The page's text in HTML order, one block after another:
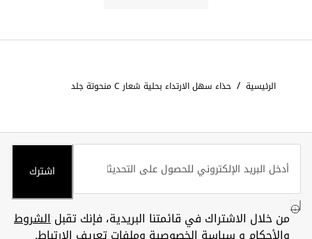
الرئيسية / حذاء سهل الارتداء بحلية شعار C منحوتة جلد
اشترك
من خلال الاشتراك في قائمتنا البريدية، فإنك تقبلالشروط